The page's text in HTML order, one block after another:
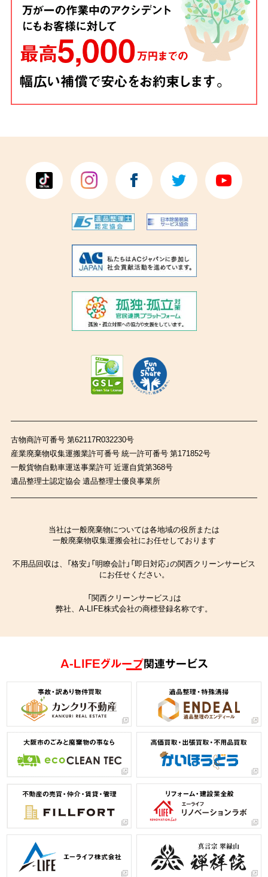
古物商許可番号 第62117R032230号
産業廃棄物収集運搬業許可番号 統一許可番号 第171852号
一般貨物自動車運送事業許可 近運自貨第368号
遺品整理士認定協会 遺品整理士優良事業所
当社は一般廃棄物については各地域の役所または
一般廃棄物収集運搬会社にお任せしております
不用品回収は、「格安」「明瞭会計」「即日対応」の関西クリーンサービス
にお任せください。
「関西クリーンサービス」は
弊社、A-LIFE株式会社の商標登録名称です。
A-LIFEグループ関連サービス